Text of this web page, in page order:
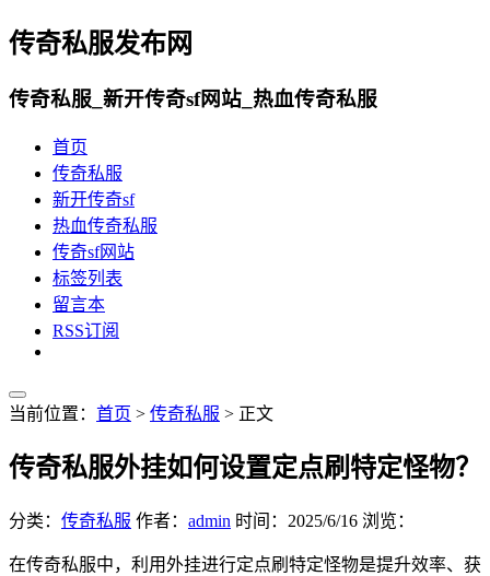
传奇私服发布网
传奇私服_新开传奇sf网站_热血传奇私服
首页
传奇私服
新开传奇sf
热血传奇私服
传奇sf网站
标签列表
留言本
RSS订阅
当前位置： 首页 > 传奇私服 > 正文
传奇私服外挂如何设置定点刷特定怪物？
分类： 传奇私服 作者： admin 时间： 2025/6/16 浏览：
在传奇私服中，利用外挂进行定点刷特定怪物是提升效率、获